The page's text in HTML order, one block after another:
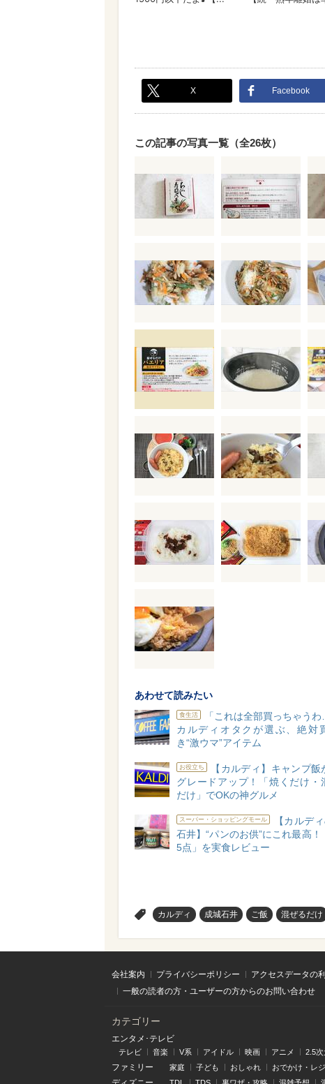
X Facebook
この記事の写真一覧（全26枚）
あわせて読みたい
食生活
「これは全部買っちゃうわ
カルディオタクが選ぶ、絶対
き“激ウマ”アイテム
お役立ち
【カルディ】キャンプ飯
グレードアップ！「焼くだけ・
だけ」でOKの神グルメ
スーパー・ショッピングモール
【カルデ
石井】“パンのお供”にこれ最高！
5点」を実食レビュー
カルディ 成城石井 ご飯 混ぜるだけ
会社案内 プライバシーポリシー アクセスデータの
一般の読者の方・ユーザーの方からのお問い合わせ
カテゴリー
エンタメ･テレビ
テレビ 音楽 V系 アイドル 映画 アニメ 2.5
ファミリー 家庭 子ども おしゃれ おでかけ・レ